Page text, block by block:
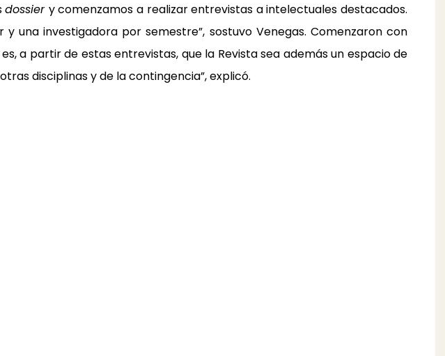
dossier y comenzamos a realizar entrevistas a intelectuales destacados.
una investigadora por semestre”, sostuvo Venegas. Comenzaron con
a partir de estas entrevistas, que la Revista sea además un espacio de
disciplinas y de la contingencia”, explicó.